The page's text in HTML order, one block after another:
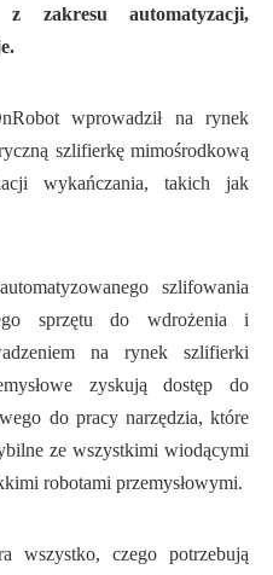
z zakresu automatyzacji,
wprowadził na rynek
szlifierkę mimośrodkową
wykańczania, takich jak
szlifowania
sprzętu do wdrożenia i
na rynek szlifierki
zyskują dostęp do
do pracy narzędzia, które
ze wszystkimi wiodącymi
robotami przemysłowymi.
wszystko, czego potrzebują